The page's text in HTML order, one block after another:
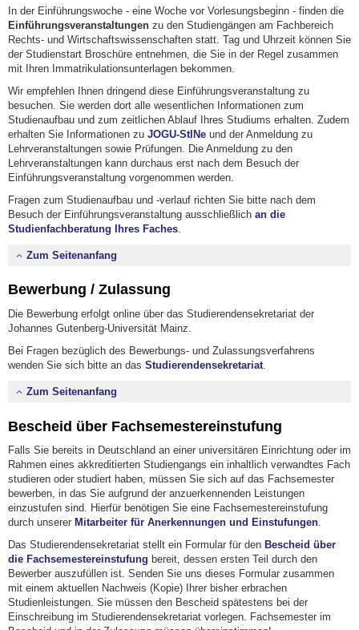
In der Einführungswoche - eine Woche vor Vorlesungsbeginn - finden die
Einführungsveranstaltungen zu den Studiengängen am Fachbereich
Rechts- und Wirtschaftswissenschaften statt. Tag und Uhrzeit können Sie
der Studienstart Broschüre entnehmen, die Sie in der Regel zusammen
mit Ihren Immatrikulationsunterlagen bekommen.
Wir empfehlen Ihnen dringend diese Einführungsveranstaltung zu
besuchen. Sie werden dort alle wesentlichen Informationen zum
Studienaufbau und zum zeitlichen Ablauf Ihres Studiums erhalten. Zudem
erhalten Sie Informationen zu JOGU-StINe und der Anmeldung zu
Lehrveranstaltungen sowie Prüfungen. Die Anmeldung zu den
Lehrveranstaltungen kann durchaus erst nach dem Besuch der
Einführungsveranstaltung vorgenommen werden.
Fragen zum Studienaufbau und -verlauf richten Sie bitte nach dem
Besuch der Einführungsveranstaltung ausschließlich an die
Studienfachberatung Ihres Faches
Zum Seitenanfang
Bewerbung / Zulassung
Die Bewerbung erfolgt online über das Studierendensekretariat der
Johannes Gutenberg-Universität Mainz.
Bei Fragen bezüglich des Bewerbungs- und Zulassungsverfahrens
wenden Sie sich bitte an das Studierendensekretariat.
Zum Seitenanfang
Bescheid über Fachsemestereinstufung
Falls Sie bereits in Deutschland an einer universitären Einrichtung oder im
Rahmen eines akkreditierten Studiengangs ein inhaltlich verwandtes Fach
studieren oder studiert haben, müssen Sie sich auf das Fachsemester
bewerben, in das Sie aufgrund der anzuerkennenden Leistungen
einzustufen sind. Hierfür benötigen Sie eine Fachsemestereinstufung
durch unserer Mitarbeiter für Anerkennungen und Einstufungen.
Das Studierendensekretariat stellt ein Formular für den Bescheid über
die Fachsemestereinstufung bereit, dessen ersten Teil durch den
Bewerber auszufüllen ist. Senden Sie uns dieses Formular zusammen
mit einem aktuellen Nachweis (Kopie) Ihrer bisher erbrachen
Studienleistungen. Sie müssen den Bescheid spätestens bei der
Einschreibung im Studierendensekretariat vorlegen. Fachsemester im